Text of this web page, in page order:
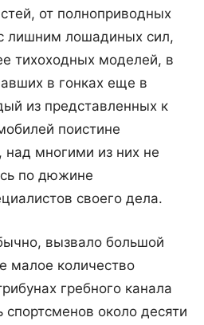
от полноприводных
лишним лошадиных сил,
тихоходных моделей, в
в гонках еще в
из представленных к
поистине
над многими из них не
по дюжине
своего дела.
вызвало большой
малое количество
гребного канала
около десяти